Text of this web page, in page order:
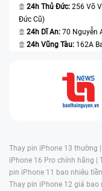
24h Thủ Đức: 256 Võ
Đức Cũ)
24h Dĩ An: 70 Nguyễn
24h Vũng Tàu: 162A
Thay pin iPhone 13 thường |
iPhone 16 Pro chính hãng |
pin iPhone 11 bao nhiêu
Thay pin iPhone 12 giá bao